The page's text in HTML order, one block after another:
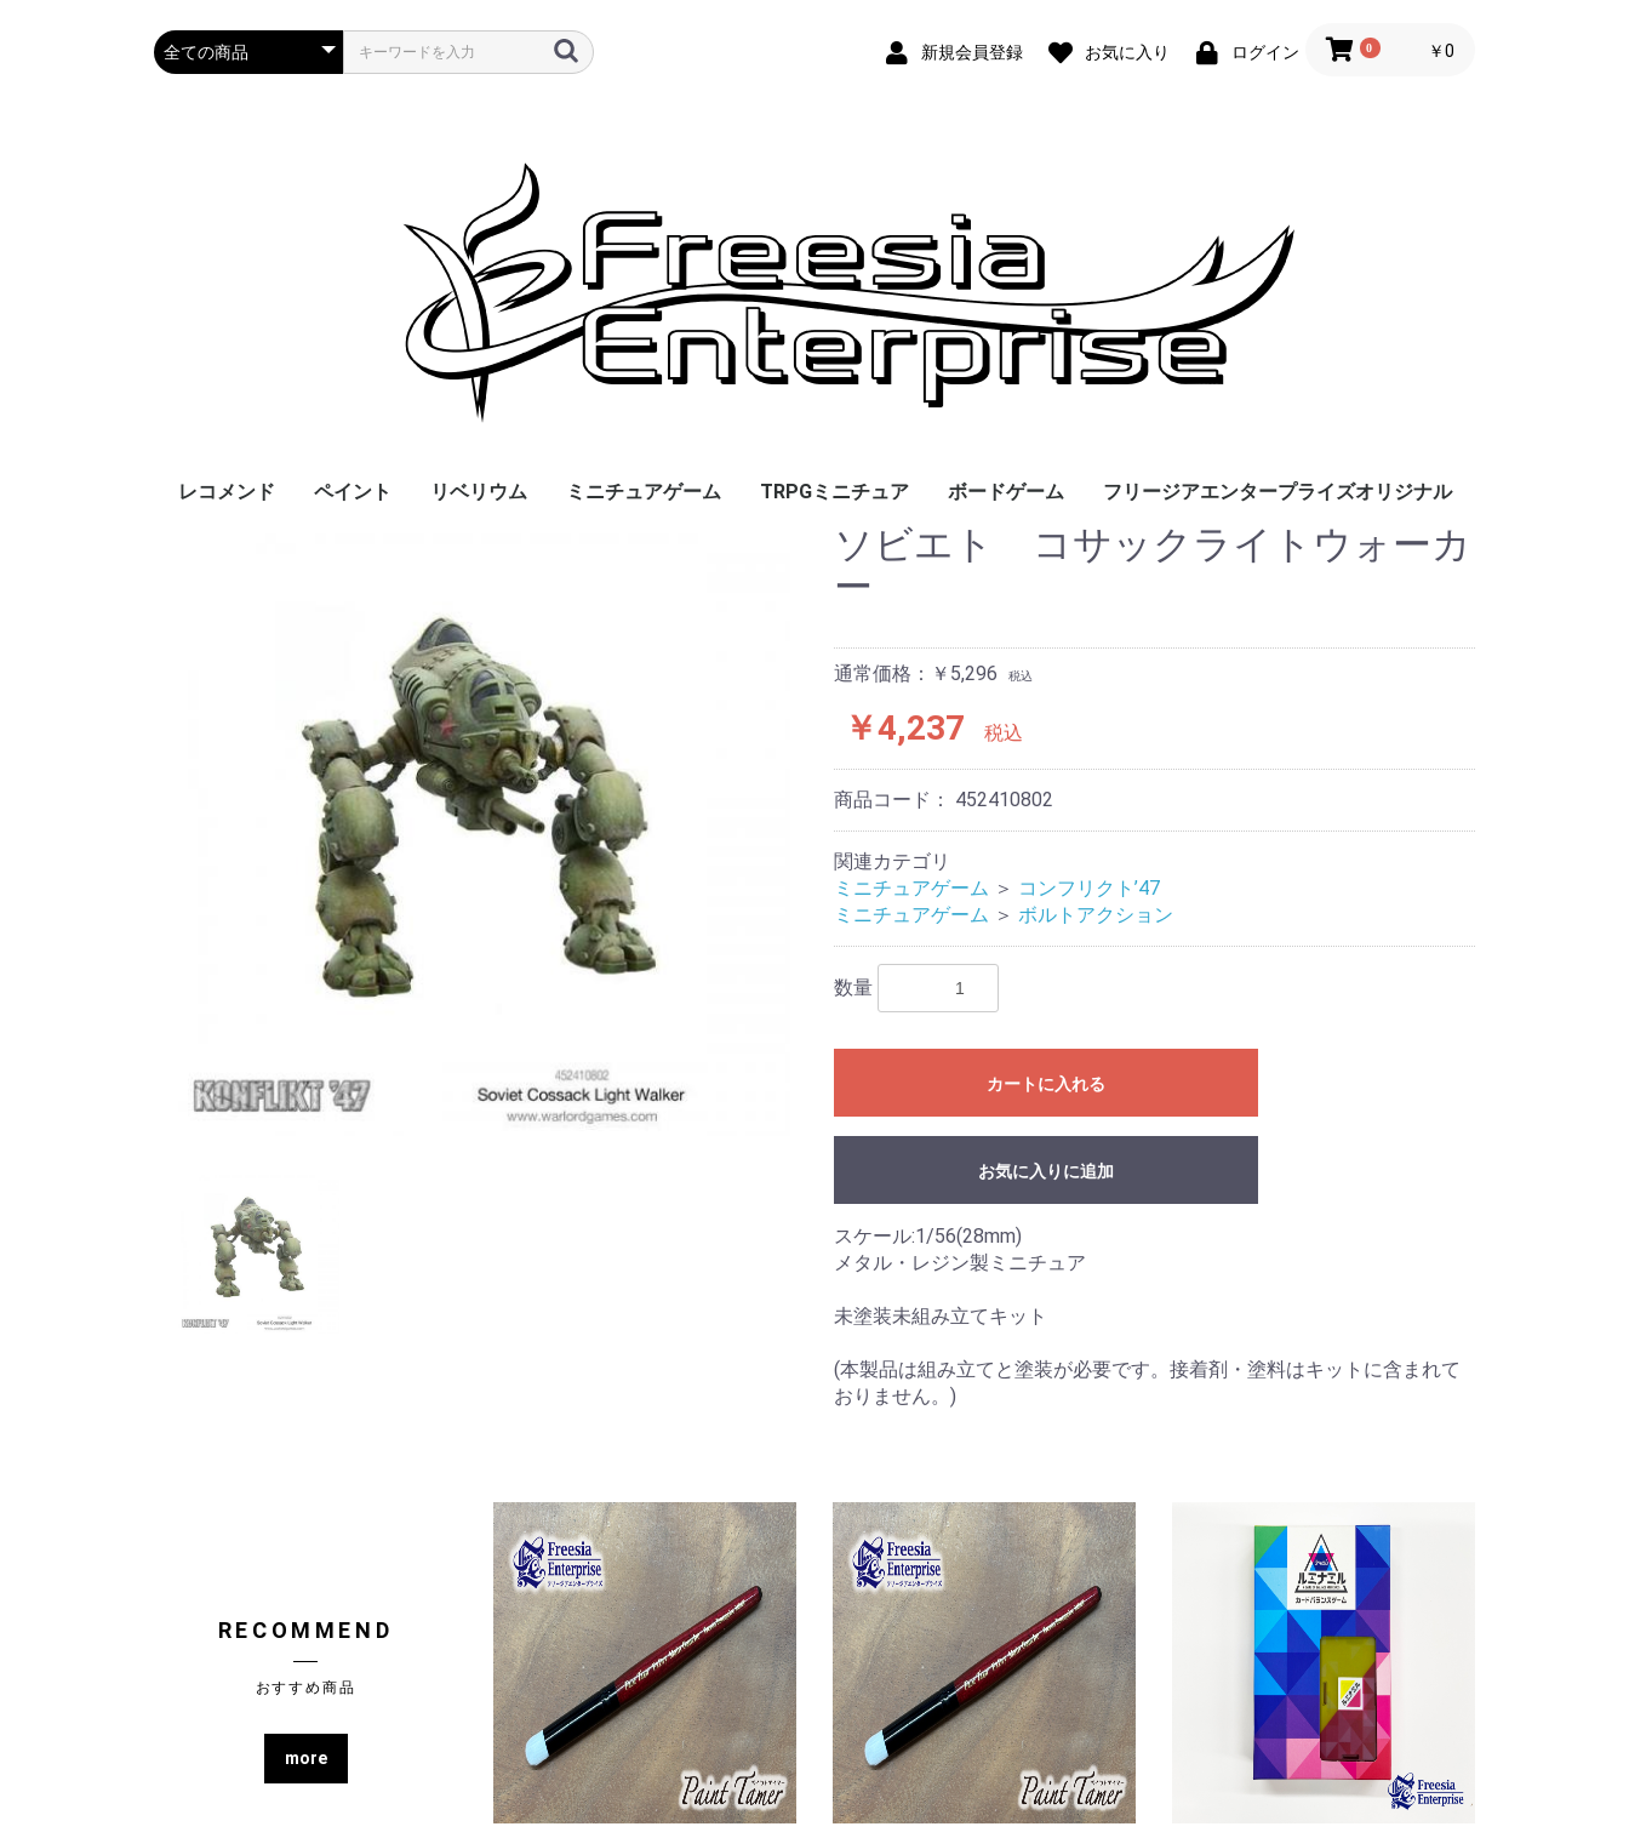
新規会員登録 お気に入り ログイン 0 ￥0
レコメンド ペイント リベリウム ミニチュアゲーム TRPGミニチュア
MTGミニチュア
Deep Cut Miniatureシ
ボードゲーム フリージアエンタープライズオリジナル
リベリウム
ペイントテイマー
ソビエト コサックライトウォーカ
ー
通常価格：￥5,296 税込
￥4,237 税込
商品コード： 452410802
関連カテゴリ
ミニチュアゲーム ＞ コンフリクト’47
ミニチュアゲーム ＞ ボルトアクション
数量
カートに入れる
お気に入りに追加
スケール:1/56(28mm)
メタル・レジン製ミニチュア
未塗装未組み立てキット
(本製品は組み立てと塗装が必要です。接着剤・塗料はキットに含まれて
おりません。)
RECOMMEND
おすすめ商品
more